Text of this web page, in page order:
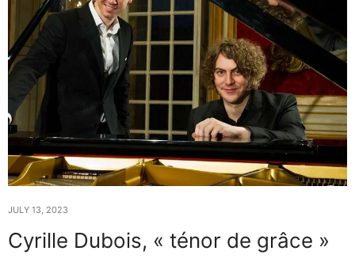
JULY 13, 2023
Cyrille Dubois, « ténor de grâce »